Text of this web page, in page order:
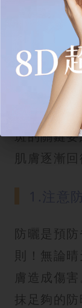
如何預
要有效預
需要從日
著手。以
斑的關鍵
肌膚逐漸回
防曬是預
則！無論
膚造成傷
抹足夠的